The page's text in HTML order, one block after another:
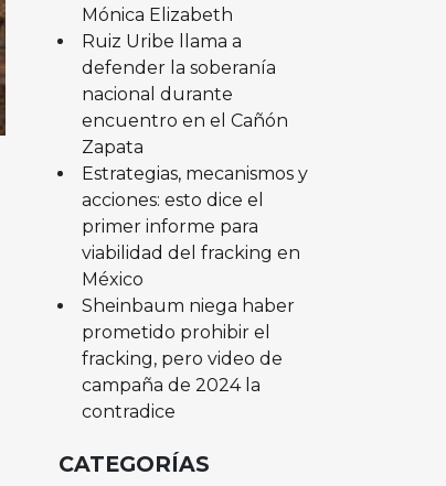
Mónica Elizabeth
Ruiz Uribe llama a
defender la soberanía
nacional durante
encuentro en el Cañón
Zapata
Estrategias, mecanismos y
acciones: esto dice el
primer informe para
viabilidad del fracking en
México
Sheinbaum niega haber
prometido prohibir el
fracking, pero video de
campaña de 2024 la
contradice
CATEGORÍAS